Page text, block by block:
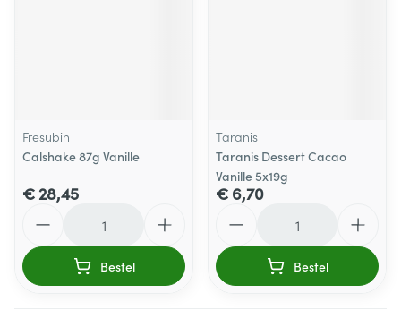
Fresubin
Calshake 87g Vanille
€ 28,45
Bestel
Taranis
Taranis Dessert Cacao
Vanille 5x19g
€ 6,70
Bestel